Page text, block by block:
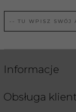
Informacje
Obsługa